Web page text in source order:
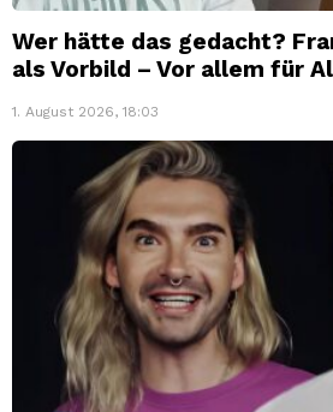
Wer hätte das gedacht?
als Vorbild – Vor allem für
1. August 2026, 18:03